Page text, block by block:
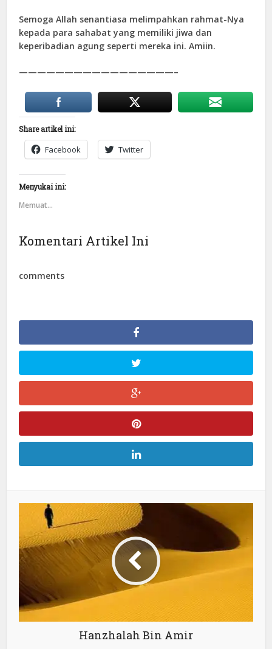
Semoga Allah senantiasa melimpahkan rahmat-Nya
kepada para sahabat yang memiliki jiwa dan
keperibadian agung seperti mereka ini. Amiin.
—————————————————–
Share artikel ini:
Facebook Twitter
Menyukai ini:
Memuat...
Komentari Artikel Ini
comments
Hanzhalah Bin Amir